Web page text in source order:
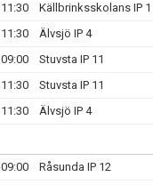
11:30 Källbrinksskolans IP 1
11:30 Älvsjö IP 4
09:00 Stuvsta IP 11
11:30 Stuvsta IP 11
11:30 Älvsjö IP 4
09:00 Råsunda IP 12